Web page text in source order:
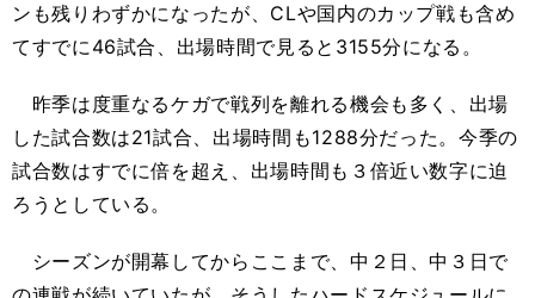
ンも残りわずかになったが、CLや国内のカップ戦も含め
てすでに46試合、出場時間で見ると3155分になる。
昨季は度重なるケガで戦列を離れる機会も多く、出場
した試合数は21試合、出場時間も1288分だった。今季の
試合数はすでに倍を超え、出場時間も３倍近い数字に迫
ろうとしている。
シーズンが開幕してからここまで、中２日、中３日で